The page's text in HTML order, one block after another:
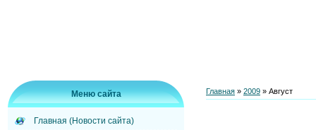
Меню сайта
Главная (Новости сайта)
Главная » 2009 » Август